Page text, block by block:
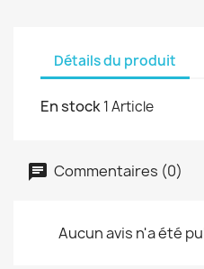
Détails du produit
En stock1 Article
Commentaires (0)
Aucun avis n'a été